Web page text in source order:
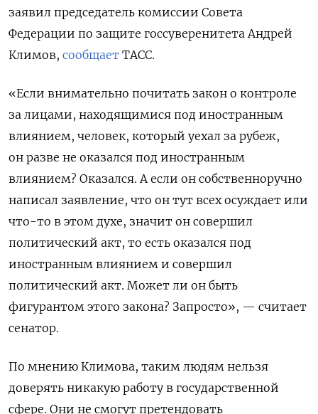
заявил председатель комиссии Совета
Федерации по защите госсуверенитета Андрей
Климов, сообщает ТАСС.
«Если внимательно почитать закон о контроле
за лицами, находящимися под иностранным
влиянием, человек, который уехал за рубеж,
он разве не оказался под иностранным
влиянием? Оказался. А если он собственноручно
написал заявление, что он тут всех осуждает или
что-то в этом духе, значит он совершил
политический акт, то есть оказался под
иностранным влиянием и совершил
политический акт. Может ли он быть
фигурантом этого закона? Запросто», — считает
сенатор.
По мнению Климова, таким людям нельзя
доверять никакую работу в государственной
сфере. Они не смогут претендовать